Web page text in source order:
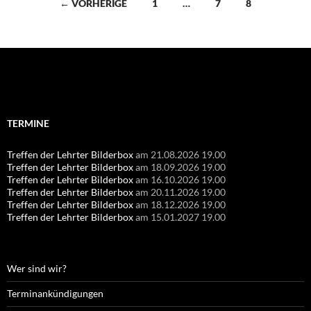
← VORHERIGE 1 … 7 8
TERMINE
Treffen der Lehrter Bilderboxam 21.08.2026 19.00
Treffen der Lehrter Bilderboxam 18.09.2026 19.00
Treffen der Lehrter Bilderboxam 16.10.2026 19.00
Treffen der Lehrter Bilderboxam 20.11.2026 19.00
Treffen der Lehrter Bilderboxam 18.12.2026 19.00
Treffen der Lehrter Bilderboxam 15.01.2027 19.00
Wer sind wir?
Terminankündigungen